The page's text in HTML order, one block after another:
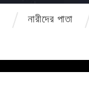
নারীদের পাতা